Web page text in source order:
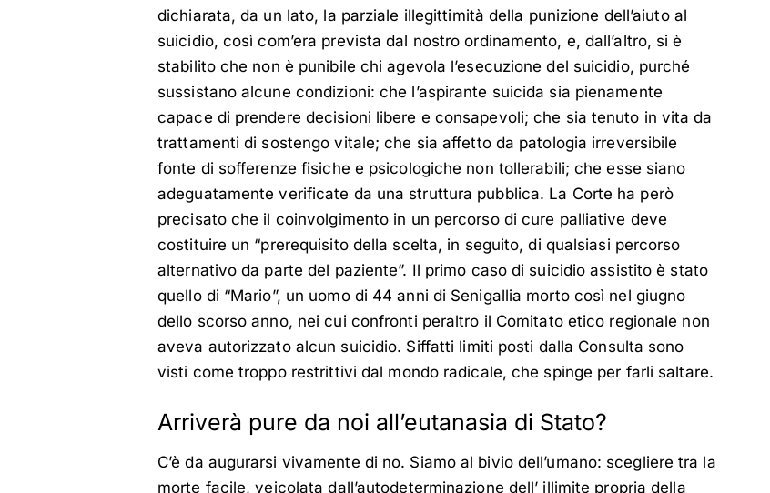
dichiarata, da un lato, la parziale illegittimità della punizione dell’aiuto al
suicidio, così com’era prevista dal nostro ordinamento, e, dall’altro, si è
stabilito che non è punibile chi agevola l’esecuzione del suicidio, purché
sussistano alcune condizioni: che l’aspirante suicida sia pienamente
capace di prendere decisioni libere e consapevoli; che sia tenuto in vita da
trattamenti di sostengo vitale; che sia affetto da patologia irreversibile
fonte di sofferenze fisiche e psicologiche non tollerabili; che esse siano
adeguatamente verificate da una struttura pubblica. La Corte ha però
precisato che il coinvolgimento in un percorso di cure palliative deve
costituire un “prerequisito della scelta, in seguito, di qualsiasi percorso
alternativo da parte del paziente”. Il primo caso di suicidio assistito è stato
quello di “Mario”, un uomo di 44 anni di Senigallia morto così nel giugno
dello scorso anno, nei cui confronti peraltro il Comitato etico regionale non
aveva autorizzato alcun suicidio. Siffatti limiti posti dalla Consulta sono
visti come troppo restrittivi dal mondo radicale, che spinge per farli saltare.
Arriverà pure da noi all’eutanasia di Stato?
C’è da augurarsi vivamente di no. Siamo al bivio dell’umano: scegliere tra la
morte facile, veicolata dall’autodeterminazione dell’ illimite propria della